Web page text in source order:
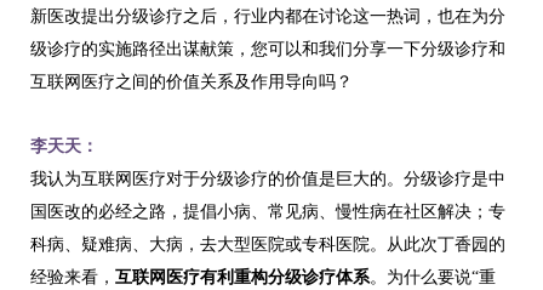
新医改提出分级诊疗之后，行业内都在讨论这一热词，也在为分
级诊疗的实施路径出谋献策，您可以和我们分享一下分级诊疗和
互联网医疗之间的价值关系及作用导向吗？
李天天：
我认为互联网医疗对于分级诊疗的价值是巨大的。分级诊疗是中
国医改的必经之路，提倡小病、常见病、慢性病在社区解决；专
科病、疑难病、大病，去大型医院或专科医院。从此次丁香园的
经验来看， 互联网医疗有利重构分级诊疗体系。为什么要说“重